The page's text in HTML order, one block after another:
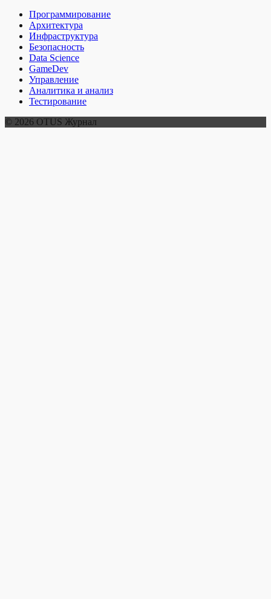
Программирование
Архитектура
Инфраструктура
Безопасность
Data Science
GameDev
Управление
Аналитика и анализ
Тестирование
© 2026 OTUS Журнал